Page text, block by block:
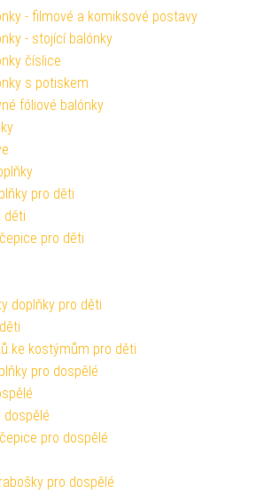
- filmové a komiksové postavy
- stojící balónky
číslice
s potiskem
fóliové balónky
pro děti
děti
pro děti
doplňky pro děti
ke kostýmům pro děti
pro dospělé
dospělé
pro dospělé
pro dospělé